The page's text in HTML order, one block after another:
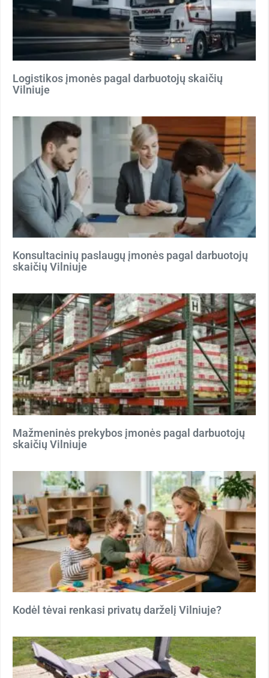
Logistikos įmonės pagal darbuotojų skaičių
Vilniuje
Konsultacinių paslaugų įmonės pagal darbuotojų
skaičių Vilniuje
Mažmeninės prekybos įmonės pagal darbuotojų
skaičių Vilniuje
Kodėl tėvai renkasi privatų darželį Vilniuje?